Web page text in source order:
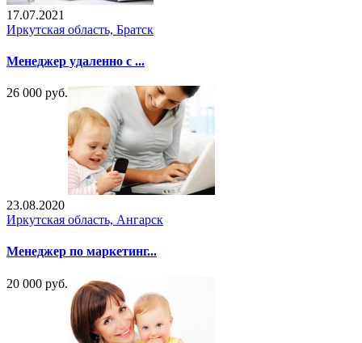
17.07.2021
Иркутская область, Братск
Meнеджep yдалeнно с ...
26 000 руб.
23.08.2020
Иркутская область, Ангарск
Менеджер по маркетинг...
20 000 руб.